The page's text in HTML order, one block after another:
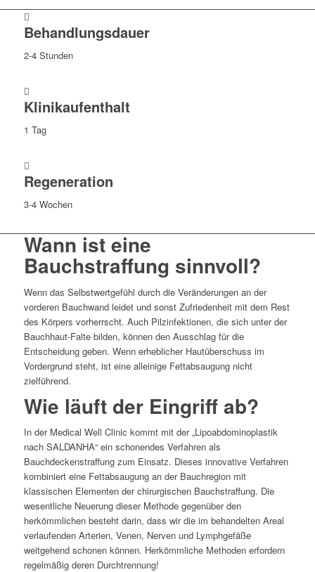
Behandlungsdauer
2-4 Stunden
Klinikaufenthalt
1 Tag
Regeneration
3-4 Wochen
Wann ist eine
Bauchstraffung sinnvoll?
Wenn das Selbstwertgefühl durch die Veränderungen an der
vorderen Bauchwand leidet und sonst Zufriedenheit mit dem Rest
des Körpers vorherrscht. Auch Pilzinfektionen, die sich unter der
Bauchhaut-Falte bilden, können den Ausschlag für die
Entscheidung geben. Wenn erheblicher Hautüberschuss im
Vordergrund steht, ist eine alleinige Fettabsaugung nicht
zielführend.
Wie läuft der Eingriff ab?
In der Medical Well Clinic kommt mit der „Lipoabdominoplastik
nach SALDANHA“ ein schonendes Verfahren als
Bauchdeckenstraffung zum Einsatz. Dieses innovative Verfahren
kombiniert eine Fettabsaugung an der Bauchregion mit
klassischen Elementen der chirurgischen Bauchstraffung. Die
wesentliche Neuerung dieser Methode gegenüber den
herkömmlichen besteht darin, dass wir die im behandelten Areal
verlaufenden Arterien, Venen, Nerven und Lymphgefäße
weitgehend schonen können. Herkömmliche Methoden erfordern
regelmäßig deren Durchtrennung!